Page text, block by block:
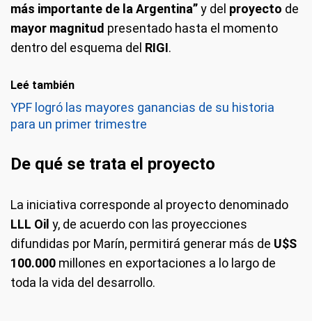
más importante de la Argentina”y del proyecto de
mayor magnitud presentado hasta el momento
dentro del esquema del RIGI.
Leé también
YPF logró las mayores ganancias de su historia
para un primer trimestre
De qué se trata el proyecto
La iniciativa corresponde al proyecto denominado
LLL Oil y, de acuerdo con las proyecciones
difundidas por Marín, permitirá generar más de U$S
100.000 millones en exportaciones a lo largo de
toda la vida del desarrollo.